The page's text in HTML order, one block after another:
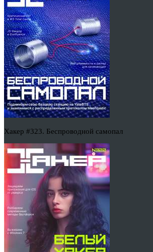
Хакер #323. Беспроводной самопал